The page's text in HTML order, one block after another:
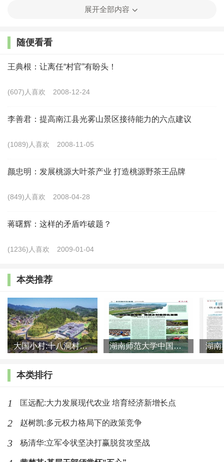
项目资产有8项，总价值348.1万元；经营类项目资产有8
展开全部内容
随便看看
王典根：让离任“村官”有盼头！
(607)人喜欢 2008-12-24
李善君：提高南江县光雾山景区接待能力的六点建议
(1089)人喜欢 2008-11-05
颜忠明：发展桃源大叶茶产业 打造桃源野茶王品牌
(849)人喜欢 2008-04-28
蒋曙辉：这样的矛盾咋破题？
(1236)人喜欢 2009-01-04
本类推荐
大国小村:十八洞村的现代变迁是一道美丽的风景线 湖南师范大学中国乡村振兴研究院课题组:突出地域特色 推进乡村
本类排行
1 匡远配:大力发展现代农业 培育经济新增长点
2 赵树凯:多元权力格局下的政策竞争
3 杨清华:立军令状坚决打赢脱贫攻坚战